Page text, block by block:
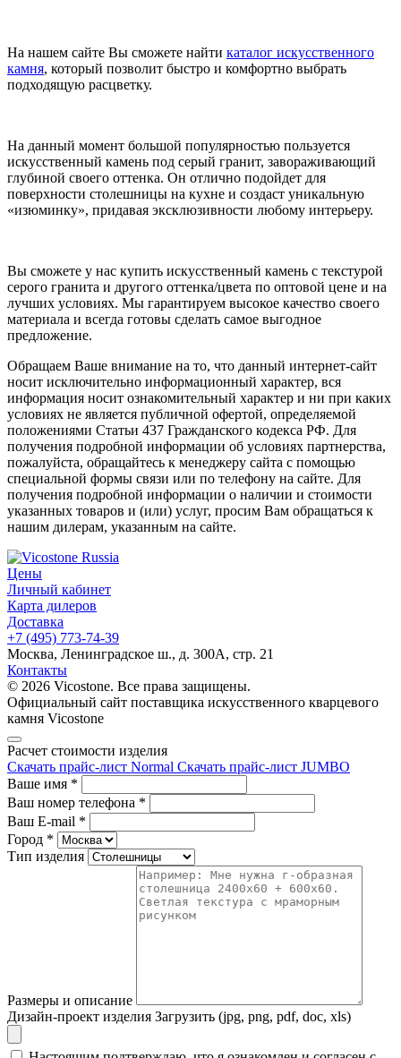
На нашем сайте Вы сможете найти каталог искусственного
камня, который позволит быстро и комфортно выбрать
подходящую расцветку.
На данный момент большой популярностью пользуется
искусственный камень под серый гранит, завораживающий
глубиной своего оттенка. Он отлично подойдет для
поверхности столешницы на кухне и создаст уникальную
«изюминку», придавая эксклюзивности любому интерьеру.
Вы сможете у нас купить искусственный камень с текстурой
серого гранита и другого оттенка/цвета по оптовой цене и на
лучших условиях. Мы гарантируем высокое качество своего
материала и всегда готовы сделать самое выгодное
предложение.
Обращаем Ваше внимание на то, что данный интернет-сайт
носит исключительно информационный характер, вся
информация носит ознакомительный характер и ни при каких
условиях не является публичной офертой, определяемой
положениями Статьи 437 Гражданского кодекса РФ. Для
получения подробной информации об условиях партнерства,
пожалуйста, обращайтесь к менеджеру сайта с помощью
специальной формы связи или по телефону на сайте. Для
получения подробной информации о наличии и стоимости
указанных товаров и (или) услуг, просим Вам обращаться к
нашим дилерам, указанным на сайте.
Цены
Личный кабинет
Карта дилеров
Доставка
+7 (495) 773-74-39
Москва, Ленинградское ш., д. 300А, стр. 21
Контакты
© 2026 Vicostone. Все права защищены.
Официальный сайт поставщика искусственного кварцевого
камня Vicostone
Расчет стоимости изделия
Скачать прайс-лист Normal Скачать прайс-лист JUMBO
Ваше имя *
Ваш номер телефона *
Ваш E-mail *
Город *
Тип изделия
Размеры и описание
Дизайн-проект изделия Загрузить (jpg, png, pdf, doc, xls)